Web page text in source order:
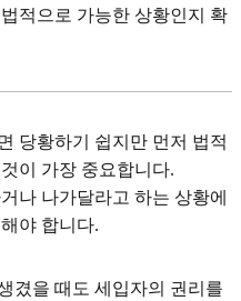
적으로 가능한 상황인지 확
당황하기 쉽지만 먼저 법적
이 가장 중요합니다.
나 나가달라고 하는 상황에
야 합니다.
겼을 때도 세입자의 권리를